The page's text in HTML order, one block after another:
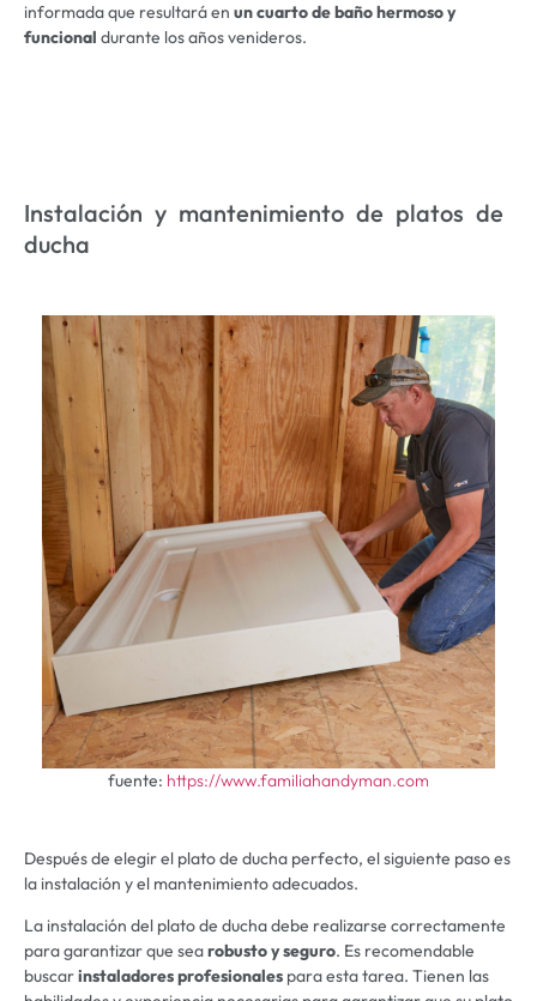
informada que resultará en un cuarto de baño hermoso y
funcional durante los años venideros.
Instalación y mantenimiento de platos de
ducha
fuente: https://www.familiahandyman.com
Después de elegir el plato de ducha perfecto, el siguiente paso es
la instalación y el mantenimiento adecuados.
La instalación del plato de ducha debe realizarse correctamente
para garantizar que searobusto y seguro. Es recomendable
buscarinstaladores profesionales para esta tarea. Tienen las